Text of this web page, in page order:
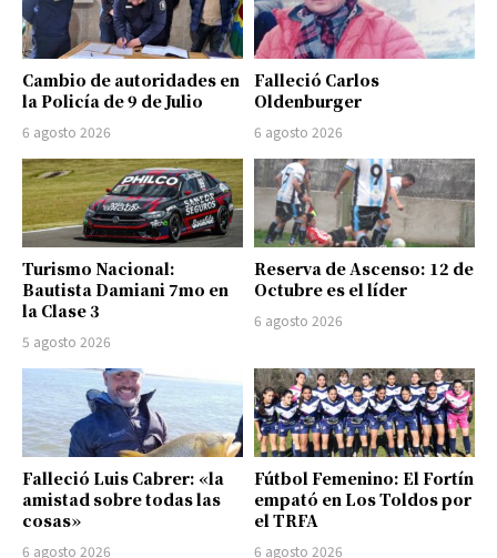
Cambio de autoridades en
la Policía de 9 de Julio
6 agosto 2026
Falleció Carlos
Oldenburger
6 agosto 2026
Turismo Nacional:
Bautista Damiani 7mo en
la Clase 3
5 agosto 2026
Reserva de Ascenso: 12 de
Octubre es el líder
6 agosto 2026
Falleció Luis Cabrer: «la
amistad sobre todas las
cosas»
6 agosto 2026
Fútbol Femenino: El Fortín
empató en Los Toldos por
el TRFA
6 agosto 2026